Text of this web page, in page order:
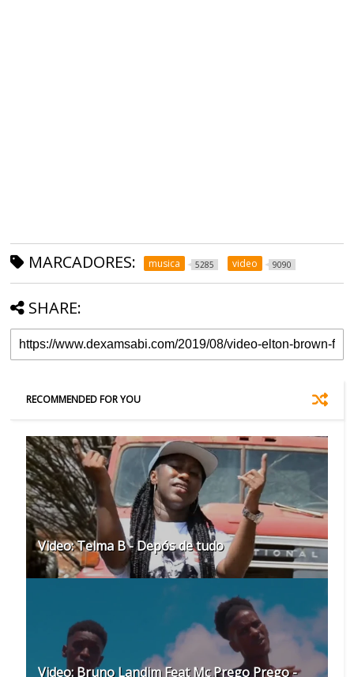
MARCADORES: musica 5285 video 9090
SHARE:
RECOMMENDED FOR YOU
Video: Telma B - Depós de tudo
Video: Bruno Landim Feat Mc Prego Prego -